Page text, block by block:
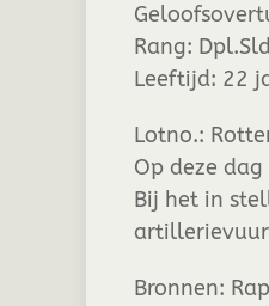
Rang:
Leeftijd: 22
Lotno.:
Op deze
Bij het in
Bronnen: